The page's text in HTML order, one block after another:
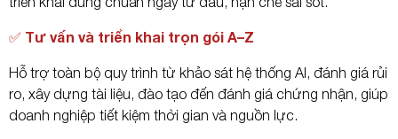
✅ Tư vấn và triển khai trọn gói A–Z
Hỗ trợ toàn bộ quy trình từ khảo sát hệ thống AI, đánh giá rủi
ro, xây dựng tài liệu, đào tạo đến đánh giá chứng nhận, giúp
doanh nghiệp tiết kiệm thời gian và nguồn lực.